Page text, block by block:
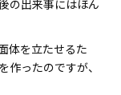
の出来事にはほん
体を立たせるた
作ったのですが、